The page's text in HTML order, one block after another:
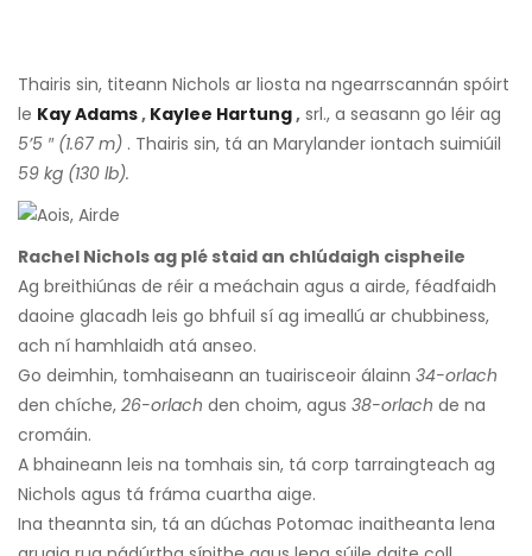
Thairis sin, titeann Nichols ar liosta na ngearrscannán spóirt
le Kay Adams , Kaylee Hartung , srl., a seasann go léir ag
5’5 ″ (1.67 m) . Thairis sin, tá an Marylander iontach suimiúil
59 kg (130 lb).
Rachel Nichols ag plé staid an chlúdaigh cispheile
Ag breithiúnas de réir a meáchain agus a airde, féadfaidh
daoine glacadh leis go bhfuil sí ag imeallú ar chubbiness,
ach ní hamhlaidh atá anseo.
Go deimhin, tomhaiseann an tuairisceoir álainn 34-orlach
den chíche, 26-orlach den choim, agus 38-orlach de na
cromáin.
A bhaineann leis na tomhais sin, tá corp tarraingteach ag
Nichols agus tá fráma cuartha aige.
Ina theannta sin, tá an dúchas Potomac inaitheanta lena